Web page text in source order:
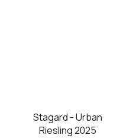
Stagard - Urban
Riesling 2025